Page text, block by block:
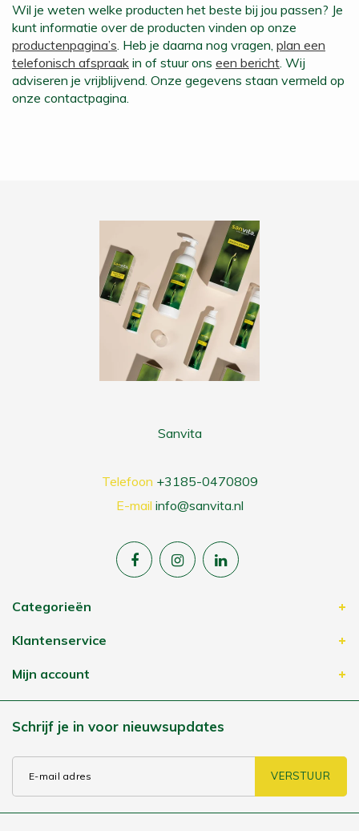
Wil je weten welke producten het beste bij jou passen? Je
kunt informatie over de producten vinden op onze
productenpagina’s . Heb je daarna nog vragen, plan een
telefonisch afspraak in of stuur ons een bericht . Wij
adviseren je vrijblijvend. Onze gegevens staan vermeld op
onze contactpagina.
Sanvita
Telefoon +3185-0470809
E-mail info@sanvita.nl
Categorieën
Klantenservice
Mijn account
Schrijf je in voor nieuwsupdates
VERSTUUR